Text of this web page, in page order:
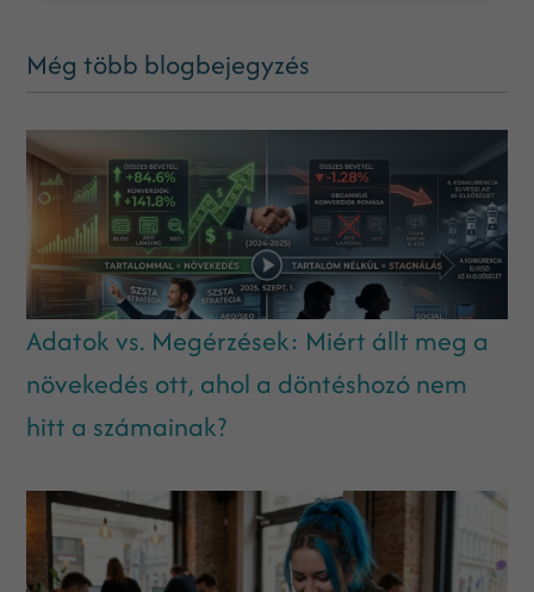
Még több blogbejegyzés
Adatok vs. Megérzések: Miért állt meg a
növekedés ott, ahol a döntéshozó nem
hitt a számainak?